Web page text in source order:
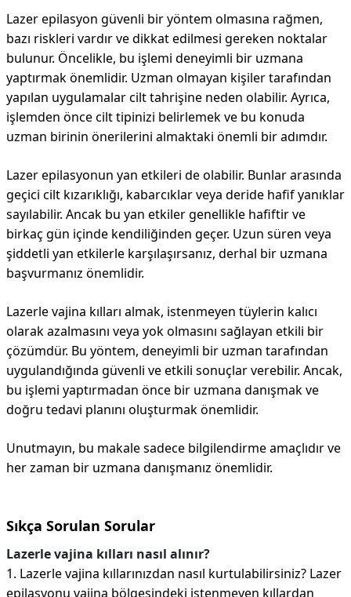
Lazer epilasyon güvenli bir yöntem olmasına rağmen,
bazı riskleri vardır ve dikkat edilmesi gereken noktalar
bulunur. Öncelikle, bu işlemi deneyimli bir uzmana
yaptırmak önemlidir. Uzman olmayan kişiler tarafından
yapılan uygulamalar cilt tahrişine neden olabilir. Ayrıca,
işlemden önce cilt tipinizi belirlemek ve bu konuda
uzman birinin önerilerini almaktaki önemli bir adımdır.
Lazer epilasyonun yan etkileri de olabilir. Bunlar arasında
geçici cilt kızarıklığı, kabarcıklar veya deride hafif yanıklar
sayılabilir. Ancak bu yan etkiler genellikle hafiftir ve
birkaç gün içinde kendiliğinden geçer. Uzun süren veya
şiddetli yan etkilerle karşılaşırsanız, derhal bir uzmana
başvurmanız önemlidir.
Lazerle vajina kılları almak, istenmeyen tüylerin kalıcı
olarak azalmasını veya yok olmasını sağlayan etkili bir
çözümdür. Bu yöntem, deneyimli bir uzman tarafından
uygulandığında güvenli ve etkili sonuçlar verebilir. Ancak,
bu işlemi yaptırmadan önce bir uzmana danışmak ve
doğru tedavi planını oluşturmak önemlidir.
Unutmayın, bu makale sadece bilgilendirme amaçlıdır ve
her zaman bir uzmana danışmanız önemlidir.
Sıkça Sorulan Sorular
Lazerle vajina kılları nasıl alınır?
1. Lazerle vajina kıllarınızdan nasıl kurtulabilirsiniz? Lazer
epilasyonu vajina bölgesindeki istenmeyen kıllardan